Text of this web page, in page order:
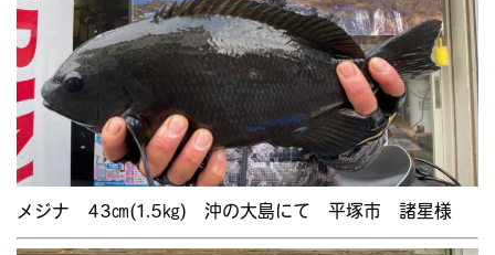
メジナ 43㎝(1.5㎏) 沖の大島にて 平塚市 諸星様